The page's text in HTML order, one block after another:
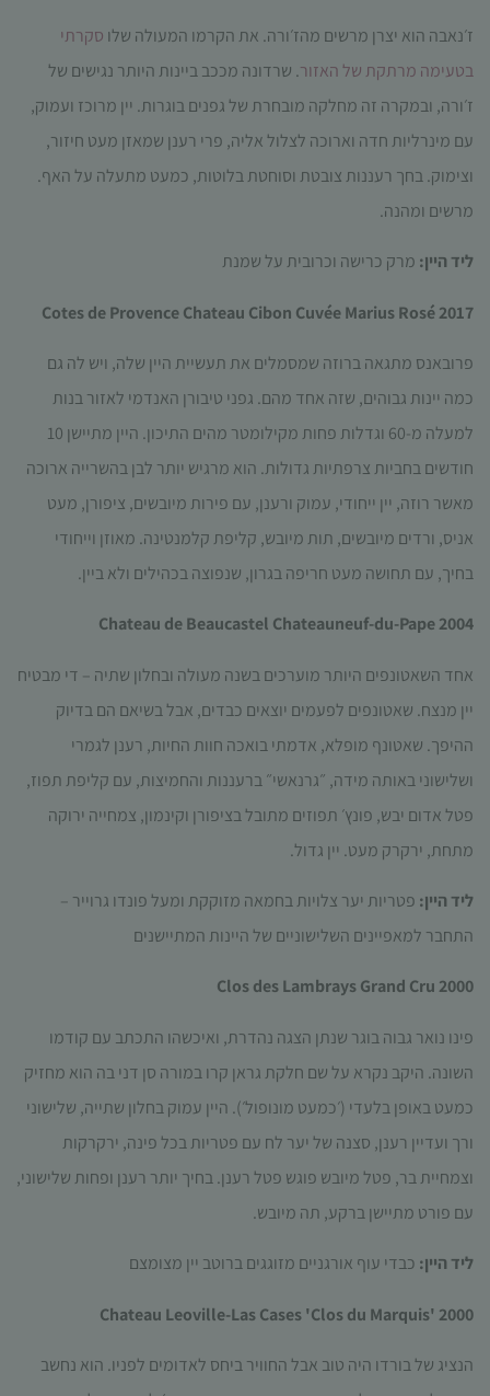
ז׳נאבה הוא יצרן מרשים מהז׳ורה. את הקרמו המעולה שלו סקרתי
בטעימה מרתקת של האזור. שרדונה מככב ביינות היותר נגישים של
ז׳ורה, ובמקרה זה מחלקה מובחרת של גפנים בוגרות. יין מרוכז ועמוק,
עם מינרליות חדה וארוכה לצלול אליה, פרי רענן שמאזן מעט חיזור,
וצימוק. בחך רעננות צובטת וסוחטת בלוטות, כמעט מתעלה על האף.
מרשים ומהנה.
ליד היין: מרק כרישה וכרובית על שמנת
Cotes de Provence Chateau Cibon Cuvée Marius Rosé 2017
פרובאנס מתגאה ברוזה שמסמלים את תעשיית היין שלה, ויש לה גם
כמה יינות גבוהים, שזה אחד מהם. גפני טיבורן האנדמי לאזור בנות
למעלה מ-60 וגדלות פחות מקילומטר מהים התיכון. היין מתיישן 10
חודשים בחביות צרפתיות גדולות. הוא מרגיש יותר לבן בהשרייה ארוכה
מאשר רוזה, יין ייחודי, עמוק ורענן, עם פירות מיובשים, ציפורן, מעט
אניס, ורדים מיובשים, תות מיובש, קליפת קלמנטינה. מאוזן וייחודי
בחיך, עם תחושה מעט חריפה בגרון, שנפוצה בכהילים ולא ביין.
Chateau de Beaucastel Chateauneuf-du-Pape 2004
אחד השאטונפים היותר מוערכים בשנה מעולה ובחלון שתיה – די מבטיח
יין מנצח. שאטונפים לפעמים יוצאים כבדים, אבל בשיאם הם בדיוק
ההיפך. שאטונף מופלא, אדמתי בואכה חוות החיות, רענן לגמרי
ושלישוני באותה מידה, ״גרנאשי״ ברעננות והחמיצות, עם קליפת תפוז,
פטל אדום יבש, פונץ׳ תפוזים מתובל בציפורן וקינמון, צמחייה ירוקה
מתחת, ירקרק מעט. יין גדול.
ליד היין: פטריות יער צלויות בחמאה מזוקקת ומעל פונדו גרוייר –
התחבר למאפיינים השלישוניים של היינות המתיישנים
Clos des Lambrays Grand Cru 2000
פינו נואר גבוה בוגר שנתן הצגה נהדרת, ואיכשהו התכתב עם קודמו
השונה. היקב נקרא על שם חלקת גראן קרו במורה סן דני בה הוא מחזיק
כמעט באופן בלעדי (׳כמעט מונופול׳). היין עמוק בחלון שתייה, שלישוני
ורך ועדיין רענן, סצנה של יער לח עם פטריות בכל פינה, ירקרקות
וצמחיית בר, פטל מיובש פוגש פטל רענן. בחיך יותר רענן ופחות שלישוני,
עם פורט מתיישן ברקע, תה מיובש.
ליד היין: כבדי עוף אורגניים מזוגגים ברוטב יין מצומצם
Chateau Leoville-Las Cases 'Clos du Marquis' 2000
הנציג של בורדו היה טוב אבל החוויר ביחס לאדומים לפניו. הוא נחשב